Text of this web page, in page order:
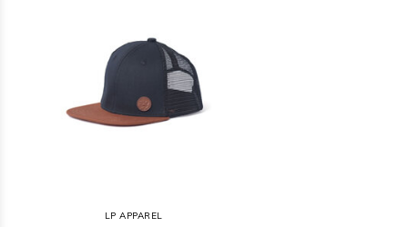
LP APPAREL